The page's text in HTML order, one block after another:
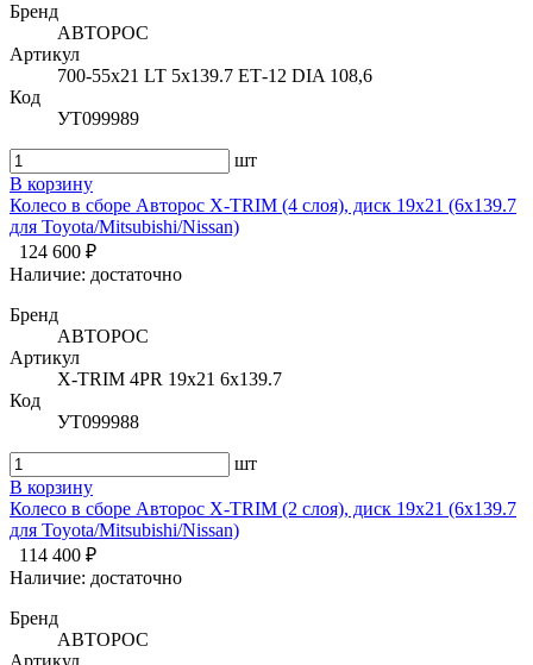
Бренд
АВТОРОС
Артикул
700-55х21 LT 5x139.7 ЕТ-12 DIA 108,6
Код
УТ099989
шт
В корзину
Колесо в сборе Авторос X-TRIM (4 слоя), диск 19х21 (6х139.7
для Toyota/Mitsubishi/Nissan)
124 600 ₽
Наличие: достаточно
Бренд
АВТОРОС
Артикул
X-TRIM 4PR 19х21 6x139.7
Код
УТ099988
шт
В корзину
Колесо в сборе Авторос X-TRIM (2 слоя), диск 19х21 (6х139.7
для Toyota/Mitsubishi/Nissan)
114 400 ₽
Наличие: достаточно
Бренд
АВТОРОС